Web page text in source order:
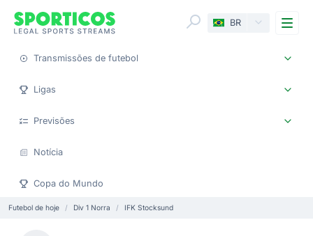
BR
Transmissões de futebol
Ligas
Previsões
Notícia
Copa do Mundo
Futebol de hoje Div 1 Norra IFK Stocksund